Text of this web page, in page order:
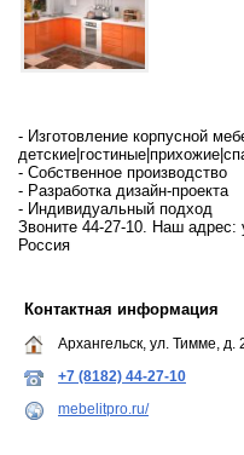
- Изготовление корпусной
- Собственное производство
- Разработка дизайн-проекта
- Индивидуальный подход
Звоните 44-27-10. Наш
Россия
Контактная информация
Архангельск, ул. Тимме, д.
+7 (8182) 44-27-10
mebelitpro.ru/